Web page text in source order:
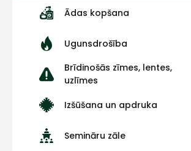
Ādas kopšana
Ugunsdrošība
Brīdinošās zīmes, lentes,
uzlīmes
Izšūšana un apdruka
Semināru zāle